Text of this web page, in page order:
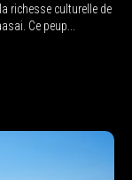
richesse culturelle de
Ce peup...